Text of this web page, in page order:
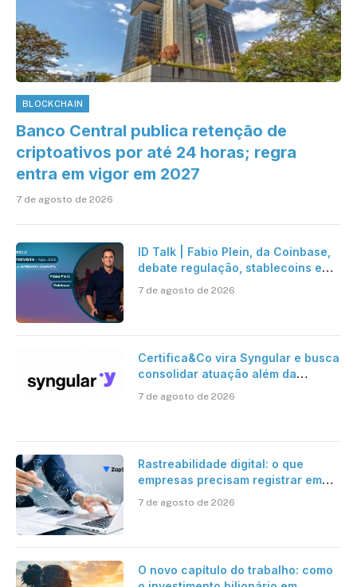
BLOCKCHAIN
Banco Central publica retenção de
criptoativos por até 24 horas; regra
entra em vigor em 2027
7 de agosto de 2026
ID Talk | Fabio Plein, da Coinbase,
debate regulação, stablecoins e
7 de agosto de 2026
Certifica&Co vira Syngular e busca
consolidar atuação além da
7 de agosto de 2026
Rastreabilidade digital: o que
empresas precisam registrar em
7 de agosto de 2026
O novo capítulo do trabalho: como